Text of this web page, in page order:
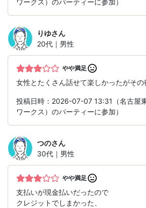
ワークス）のパーティーに参加）
りゆさん
20代｜男性
やや満足
女性とたくさん話せて楽しかったがそ
投稿日時：2026-07-07 13:31（名古屋
ワークス）のパーティーに参加）
つのさん
30代｜男性
やや満足
支払いが現金払いだったので
クレジットでしまかった、